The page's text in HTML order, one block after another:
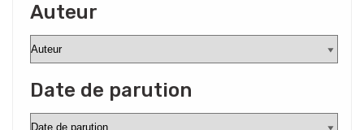
Auteur
Date de parution